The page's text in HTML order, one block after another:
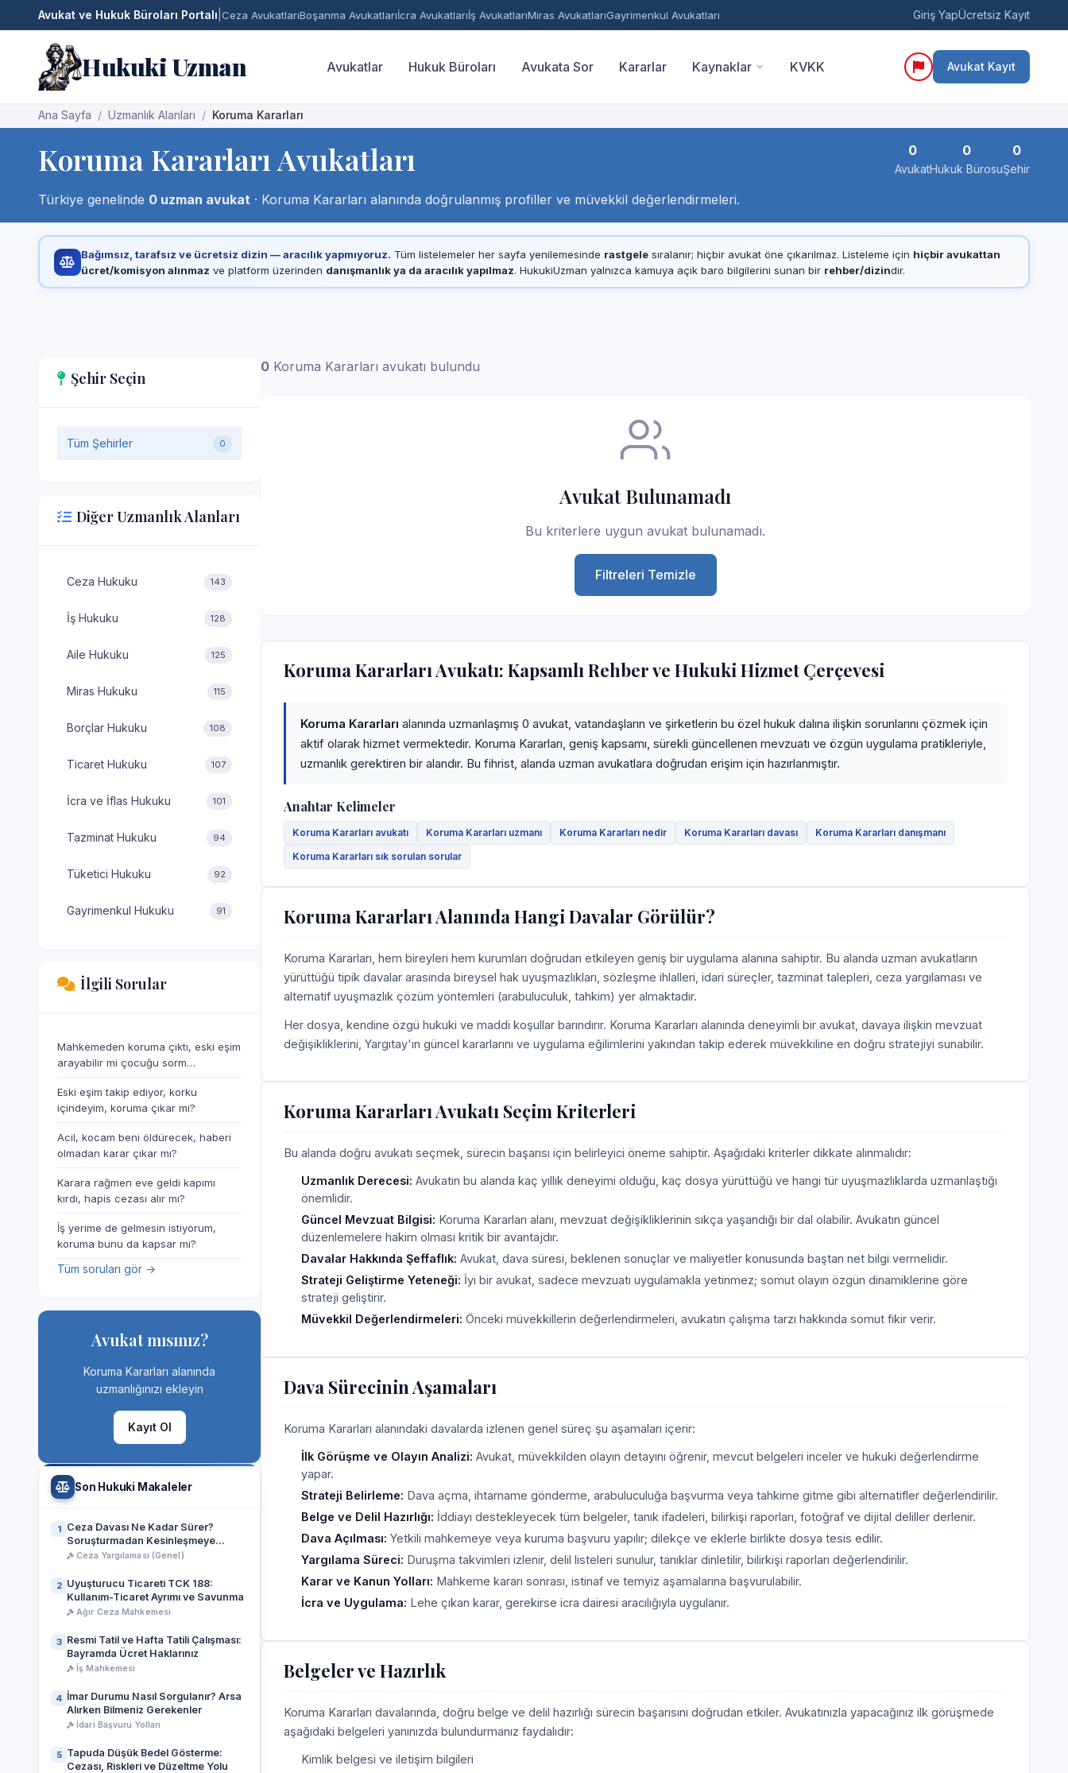
Avukat ve Hukuk Büroları Portalı Ceza AvukatlarıBoşanma Avukatlarıİcra Avukatlarıİş AvukatlarıMiras AvukatlarıGayrimenkul Avukatları Giriş YapÜcretsiz Kayıt
Hukuki Uzman Avukatlar Hukuk Büroları Avukata Sor Kararlar Kaynaklar KVKK Avukat Kayıt
Ana Sayfa Uzmanlık Alanları Koruma Kararları
Koruma Kararları Avukatları
Türkiye genelinde 0 uzman avukat · Koruma Kararları alanında doğrulanmış profiller ve müvekkil değerlendirmeleri.
0
Avukat
0
Hukuk Bürosu
0
Şehir
Bağımsız, tarafsız ve ücretsiz dizin — aracılık yapmıyoruz. Tüm listelemeler her sayfa yenilemesinde rastgelesıralanır; hiçbir avukat öne çıkarılmaz. Listeleme için hiçbir avukattan
ücret/komisyon alınmaz ve platform üzerinden danışmanlık ya da aracılık yapılmaz. HukukiUzman yalnızca kamuya açık baro bilgilerini sunan bir rehber/dizindir.
Şehir Seçin
Tüm Şehirler 0
Diğer Uzmanlık Alanları
Ceza Hukuku 143
İş Hukuku 128
Aile Hukuku 125
Miras Hukuku 115
Borçlar Hukuku 108
Ticaret Hukuku 107
İcra ve İflas Hukuku 101
Tazminat Hukuku 94
Tüketici Hukuku 92
Gayrimenkul Hukuku 91
İlgili Sorular
Mahkemeden koruma çıktı, eski eşim
arayabilir mi çocuğu sorm…
Eski eşim takip ediyor, korku
içindeyim, koruma çıkar mı?
Acil, kocam beni öldürecek, haberi
olmadan karar çıkar mı?
Karara rağmen eve geldi kapımı
kırdı, hapis cezası alır mı?
İş yerime de gelmesin istiyorum,
koruma bunu da kapsar mı?
Tüm soruları gör →
Avukat mısınız?
Koruma Kararları alanında
uzmanlığınızı ekleyin
Kayıt Ol
Son Hukuki Makaleler
1
Ceza Davası Ne Kadar Sürer?
Soruşturmadan Kesinleşmeye
Gerçek Takvim
Ceza Yargılaması (Genel)
2 Uyuşturucu Ticareti TCK 188:
Kullanım-Ticaret Ayrımı ve Savunma
Ağır Ceza Mahkemesi
3 Resmi Tatil ve Hafta Tatili Çalışması:
Bayramda Ücret Haklarınız
İş Mahkemesi
4 İmar Durumu Nasıl Sorgulanır? Arsa
Alırken Bilmeniz Gerekenler
İdari Başvuru Yolları
5 Tapuda Düşük Bedel Gösterme:
Cezası, Riskleri ve Düzeltme Yolu
0 Koruma Kararları avukatı bulundu
Avukat Bulunamadı
Bu kriterlere uygun avukat bulunamadı.
Filtreleri Temizle
Koruma Kararları Avukatı: Kapsamlı Rehber ve Hukuki Hizmet Çerçevesi
Koruma Kararları alanında uzmanlaşmış 0 avukat, vatandaşların ve şirketlerin bu özel hukuk dalına ilişkin sorunlarını çözmek için
aktif olarak hizmet vermektedir. Koruma Kararları, geniş kapsamı, sürekli güncellenen mevzuatı ve özgün uygulama pratikleriyle,
uzmanlık gerektiren bir alandır. Bu fihrist, alanda uzman avukatlara doğrudan erişim için hazırlanmıştır.
Anahtar Kelimeler
Koruma Kararları avukatı Koruma Kararları uzmanı Koruma Kararları nedir Koruma Kararları davası
Koruma Kararları danışmanı
Koruma Kararları sık sorulan sorular
Koruma Kararları Alanında Hangi Davalar Görülür?
Koruma Kararları, hem bireyleri hem kurumları doğrudan etkileyen geniş bir uygulama alanına sahiptir. Bu alanda uzman avukatların
yürüttüğü tipik davalar arasında bireysel hak uyuşmazlıkları, sözleşme ihlalleri, idari süreçler, tazminat talepleri, ceza yargılaması ve
alternatif uyuşmazlık çözüm yöntemleri (arabuluculuk, tahkim) yer almaktadır.
Her dosya, kendine özgü hukuki ve maddi koşullar barındırır. Koruma Kararları alanında deneyimli bir avukat, davaya ilişkin mevzuat
değişikliklerini, Yargıtay'ın güncel kararlarını ve uygulama eğilimlerini yakından takip ederek müvekkiline en doğru stratejiyi sunabilir.
Koruma Kararları Avukatı Seçim Kriterleri
Bu alanda doğru avukatı seçmek, sürecin başarısı için belirleyici öneme sahiptir. Aşağıdaki kriterler dikkate alınmalıdır:
Uzmanlık Derecesi: Avukatın bu alanda kaç yıllık deneyimi olduğu, kaç dosya yürüttüğü ve hangi tür uyuşmazlıklarda uzmanlaştığı
önemlidir.
Güncel Mevzuat Bilgisi: Koruma Kararları alanı, mevzuat değişikliklerinin sıkça yaşandığı bir dal olabilir. Avukatın güncel
düzenlemelere hakim olması kritik bir avantajdır.
Davalar Hakkında Şeffaflık: Avukat, dava süresi, beklenen sonuçlar ve maliyetler konusunda baştan net bilgi vermelidir.
Strateji Geliştirme Yeteneği: İyi bir avukat, sadece mevzuatı uygulamakla yetinmez; somut olayın özgün dinamiklerine göre
strateji geliştirir.
Müvekkil Değerlendirmeleri: Önceki müvekkillerin değerlendirmeleri, avukatın çalışma tarzı hakkında somut fikir verir.
Dava Sürecinin Aşamaları
Koruma Kararları alanındaki davalarda izlenen genel süreç şu aşamaları içerir:
İlk Görüşme ve Olayın Analizi: Avukat, müvekkilden olayın detayını öğrenir, mevcut belgeleri inceler ve hukuki değerlendirme
yapar.
Strateji Belirleme: Dava açma, ihtarname gönderme, arabuluculuğa başvurma veya tahkime gitme gibi alternatifler değerlendirilir.
Belge ve Delil Hazırlığı: İddiayı destekleyecek tüm belgeler, tanık ifadeleri, bilirkişi raporları, fotoğraf ve dijital deliller derlenir.
Dava Açılması: Yetkili mahkemeye veya kuruma başvuru yapılır; dilekçe ve eklerle birlikte dosya tesis edilir.
Yargılama Süreci: Duruşma takvimleri izlenir, delil listeleri sunulur, tanıklar dinletilir, bilirkişi raporları değerlendirilir.
Karar ve Kanun Yolları: Mahkeme kararı sonrası, istinaf ve temyiz aşamalarına başvurulabilir.
İcra ve Uygulama: Lehe çıkan karar, gerekirse icra dairesi aracılığıyla uygulanır.
Belgeler ve Hazırlık
Koruma Kararları davalarında, doğru belge ve delil hazırlığı sürecin başarısını doğrudan etkiler. Avukatınızla yapacağınız ilk görüşmede
aşağıdaki belgeleri yanınızda bulundurmanız faydalıdır:
Kimlik belgesi ve iletişim bilgileri